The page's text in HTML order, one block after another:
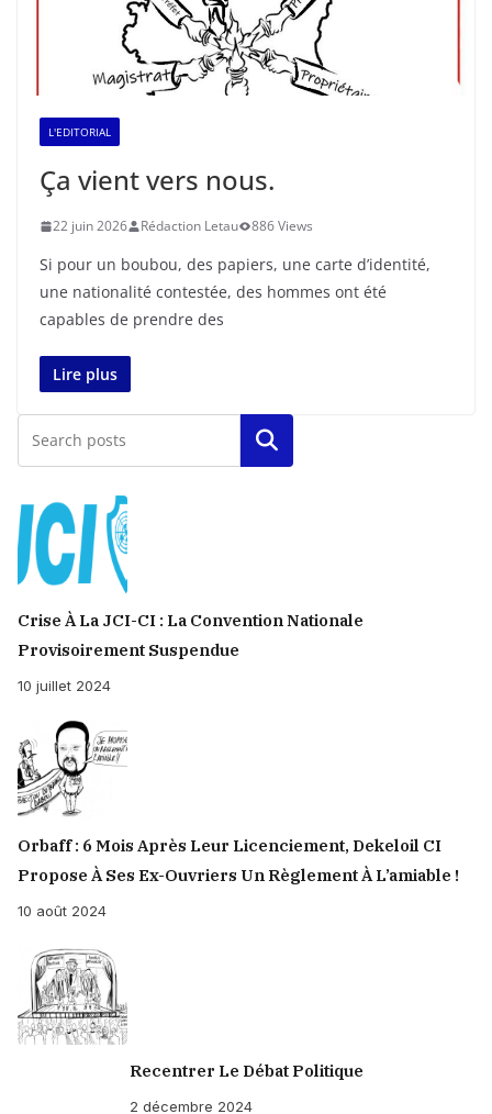
L'EDITORIAL
Ça vient vers nous.
22 juin 2026 Rédaction Letau 886 Views
Si pour un boubou, des papiers, une carte d’identité,
une nationalité contestée, des hommes ont été
capables de prendre des
Lire plus
Rechercher
Crise À La JCI-CI : La Convention Nationale
Provisoirement Suspendue
10 juillet 2024
Orbaff : 6 Mois Après Leur Licenciement, Dekeloil CI
Propose À Ses Ex-Ouvriers Un Règlement À L’amiable !
10 août 2024
Recentrer Le Débat Politique
2 décembre 2024